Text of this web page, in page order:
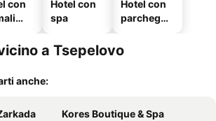
con
Hotel con
spa
Hotel con
parcheggi
a Tsepelovo
anche:
Kores Boutique & Spa